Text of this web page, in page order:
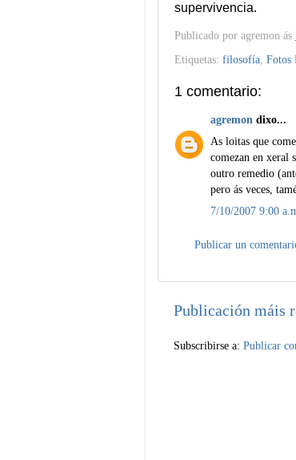
supervivencia.
Publicado por agremon ás
Etiquetas: filosofía Fotos
1 comentario:
agremon dixo...
As loitas que
comezan en xeral
outro remedio
pero ás veces,
7/10/2007 9:00
Publicar un
Publicación máis
Subscribirse a: Publicar